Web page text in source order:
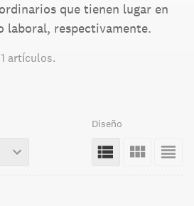
que tienen lugar en
laboral, respectivamente.
artículos.
Diseño